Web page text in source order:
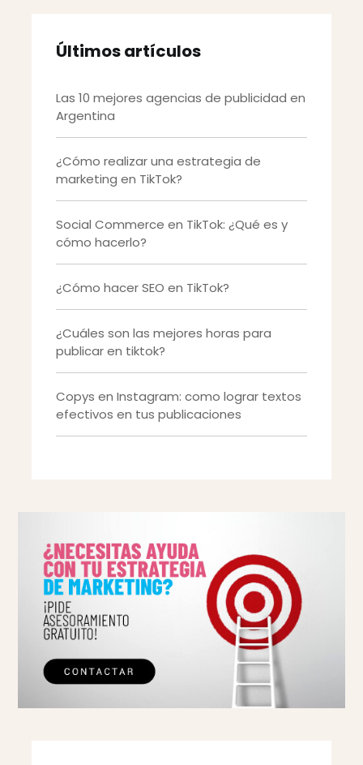
Últimos artículos
Las 10 mejores agencias de publicidad en
Argentina
¿Cómo realizar una estrategia de
marketing en TikTok?
Social Commerce en TikTok: ¿Qué es y
cómo hacerlo?
¿Cómo hacer SEO en TikTok?
¿Cuáles son las mejores horas para
publicar en tiktok?
Copys en Instagram: como lograr textos
efectivos en tus publicaciones